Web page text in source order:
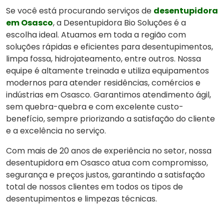
Se você está procurando serviços de desentupidora
em Osasco, a Desentupidora Bio Soluções é a
escolha ideal. Atuamos em toda a região com
soluções rápidas e eficientes para desentupimentos,
limpa fossa, hidrojateamento, entre outros. Nossa
equipe é altamente treinada e utiliza equipamentos
modernos para atender residências, comércios e
indústrias em Osasco. Garantimos atendimento ágil,
sem quebra-quebra e com excelente custo-
benefício, sempre priorizando a satisfação do cliente
e a excelência no serviço.
Com mais de 20 anos de experiência no setor, nossa
desentupidora em Osasco atua com compromisso,
segurança e preços justos, garantindo a satisfação
total de nossos clientes em todos os tipos de
desentupimentos e limpezas técnicas.